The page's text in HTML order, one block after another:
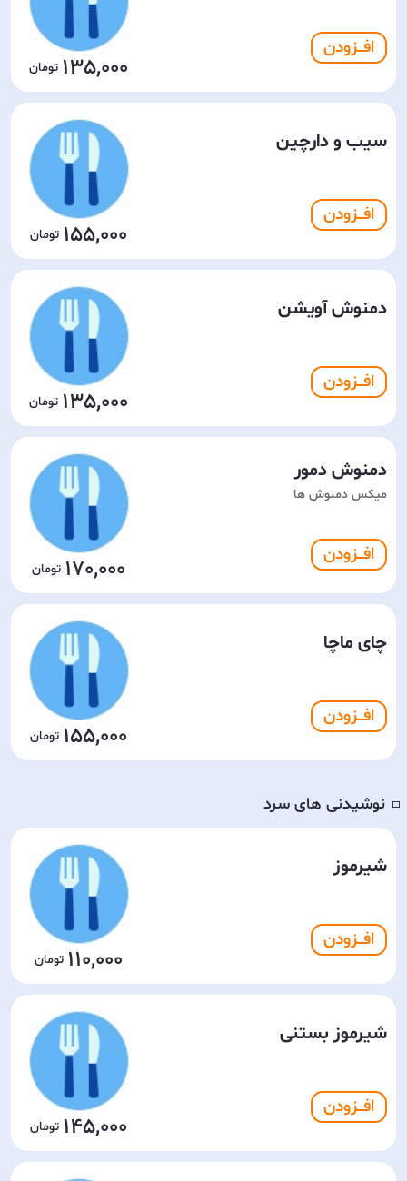
افـــزودن
135,000
سیب و دارچین
افـــزودن
155,000
دمنوش آویشن
افـــزودن
135,000
دمنوش دمور
میکس دمنوش ها
افـــزودن 170,000
چای ماچا
افـــزودن
155,000
◽️ نوشیدنی های سرد
شیرموز
افـــزودن
110,000
شیرموز بستنی
افـــزودن
145,000